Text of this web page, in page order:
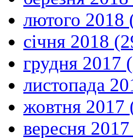
лютого 2018
січня 2018
грудня 2017
листопада
жовтня 2017
вересня